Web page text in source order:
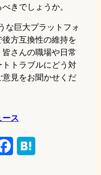
きでしょうか。
な巨大プラットフォ
方互換性の維持を
さんの職場や日常
トラブルにどう対
見をお聞かせくだ
ース